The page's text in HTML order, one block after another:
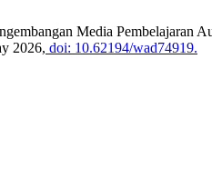
Media Pembelajaran
2026, doi: 10.62194/wad74919.